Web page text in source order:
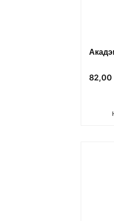
Цена
82,00